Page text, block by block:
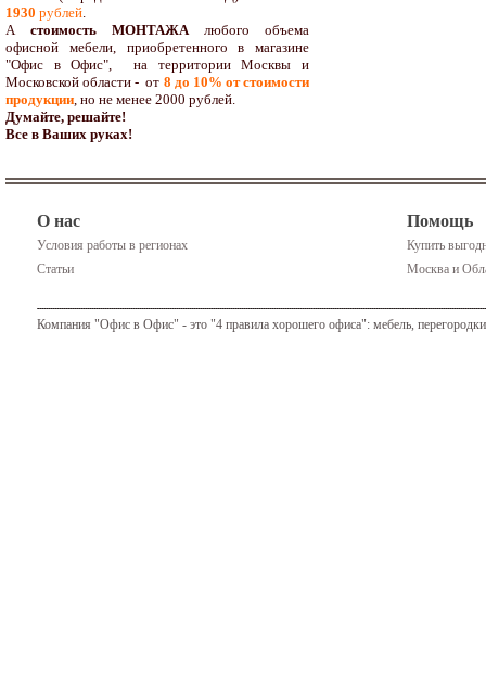
1930 рублей.
А стоимость МОНТАЖАлюбого объема
офисной мебели, приобретенного в магазине
"Офис в Офис", на территории Москвы и
Московской области - от 8 до 10% от стоимости
продукции, но не менее 2000 рублей.
Думайте, решайте!
Все в Ваших руках!
О нас
Условия работы в регионах
Статьи
Помощь
Купить
Москва и
Компания "Офис в Офис" - это "4 правила хорошего офиса": мебель,